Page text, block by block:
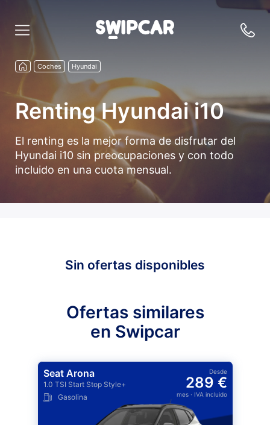
Coches Hyundai
Renting Hyundai i10
El renting es la mejor forma de disfrutar del
Hyundai i10 sin preocupaciones y con todo
incluido en una cuota mensual.
Sin ofertas disponibles
Ofertas similares
en Swipcar
Seat Arona
1.0 TSI Start Stop Style+
Gasolina
Desde
289 €
mes· IVA incluido